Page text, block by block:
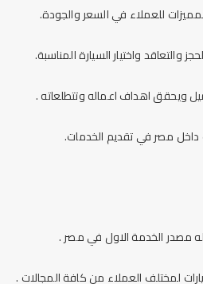
للعملاء في السعر والجودة.
واختيار السيارة المناسبة.
ويحقق اهداف اعماله وتتطلعاته .
داخل مصر في تقديم الخدمات.
مصدر الخدمة الاول في مصر .